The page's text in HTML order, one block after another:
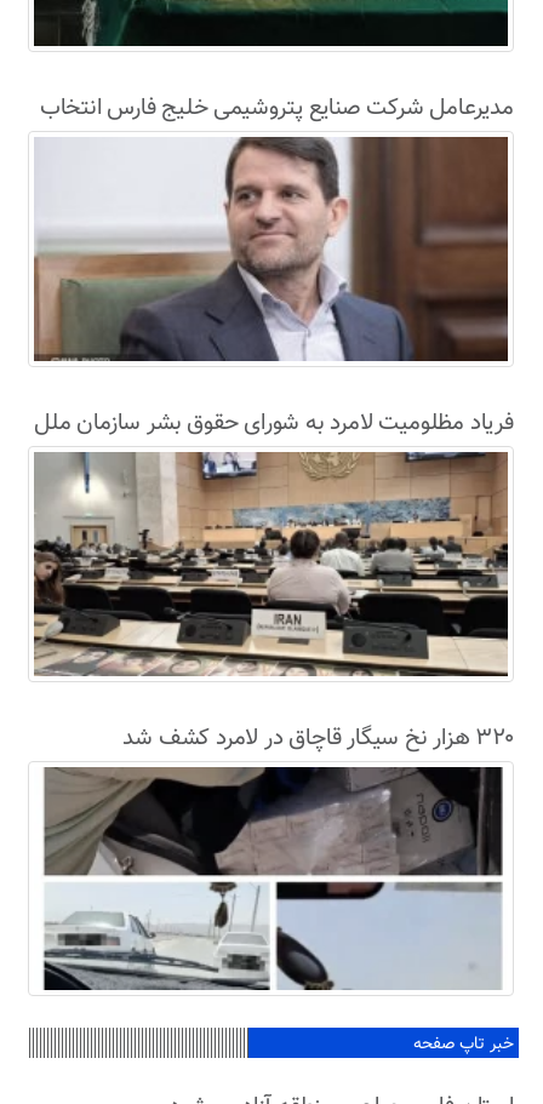
مدیرعامل شرکت صنایع پتروشیمی خلیج فارس انتخاب
شد
فریاد مظلومیت لامرد به شورای حقوق بشر سازمان ملل
رسید
۳۲۰ هزار نخ سیگار قاچاق در لامرد کشف شد
خبر تاپ صفحه